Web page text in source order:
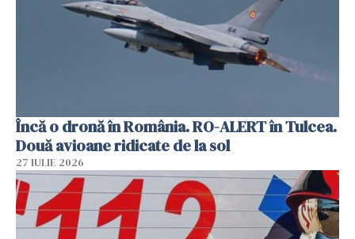
Încă o dronă în România. RO-ALERT în Tulcea.
Două avioane ridicate de la sol
27 IULIE 2026